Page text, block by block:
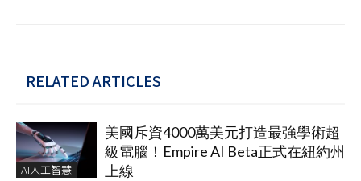
RELATED ARTICLES
AI人工智慧
美國斥資4000萬美元打造最強學術超
級電腦！Empire AI Beta正式在紐約州
上線